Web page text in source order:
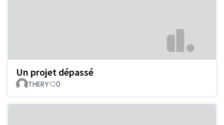
Un projet dépassé
THERY 0